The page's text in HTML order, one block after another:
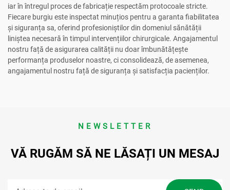
iar în întregul proces de fabricație respectăm protocoale stricte.
Fiecare burgiu este inspectat minuțios pentru a garanta fiabilitatea
și siguranța sa, oferind profesioniștilor din domeniul sănătății
liniștea necesară în timpul intervențiilor chirurgicale. Angajamentul
nostru față de asigurarea calității nu doar îmbunătățește
performanța produselor noastre, ci consolidează, de asemenea,
angajamentul nostru față de siguranța și satisfacția pacienților.
NEWSLETTER
VĂ RUGĂM SĂ NE LĂSAȚI UN MESAJ